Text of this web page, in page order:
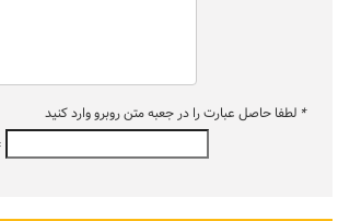
* لطفا حاصل عبارت را در جعبه متن روبرو وارد کنید